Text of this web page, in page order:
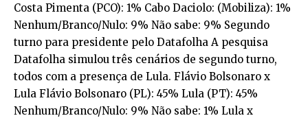
Costa Pimenta (PCO): 1% Cabo Daciolo: (Mobiliza): 1%
Nenhum/Branco/Nulo: 9% Não sabe: 9% Segundo
turno para presidente pelo Datafolha A pesquisa
Datafolha simulou três cenários de segundo turno,
todos com a presença de Lula. Flávio Bolsonaro x
Lula Flávio Bolsonaro (PL): 45% Lula (PT): 45%
Nenhum/Branco/Nulo: 9% Não sabe: 1% Lula x